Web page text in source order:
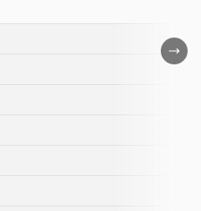
こ
の